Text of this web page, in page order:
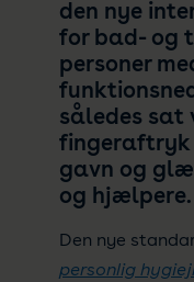
den nye
for bad- og
personer
således sat
gavn og
og hjælpere.
Den nye
personlig